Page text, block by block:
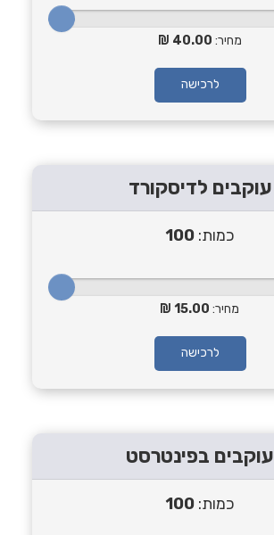
מחיר: 40.00
לרכישה
עוקבים לדיסקורד
כמות: 100
מחיר: 15.00
לרכישה
עוקבים בפינטרסט
כמות: 100